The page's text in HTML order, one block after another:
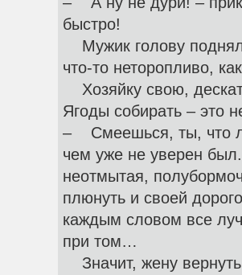
быстро!
Мужик голову
что-то неторопливо,
Хозяйку свою,
Ягоды собирать – это
– Смеешься, ты, что
чем уже не уверен
неотмытая,
плюнуть и своей
каждым словом все
при том…
Значит, жену